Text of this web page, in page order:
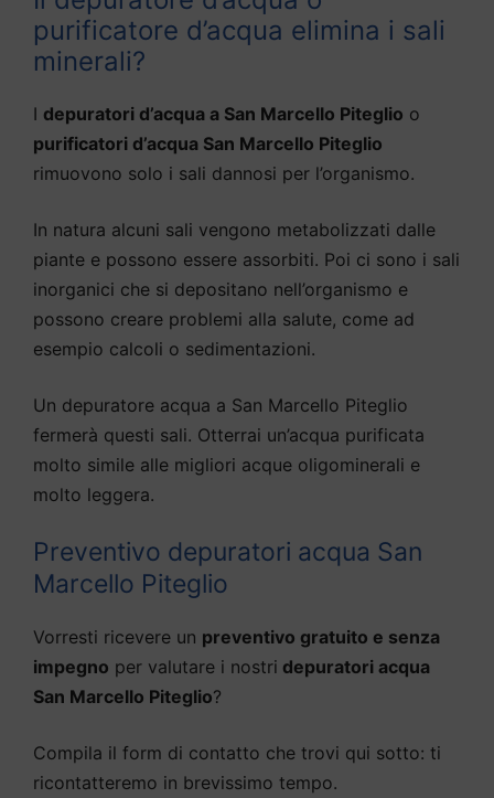
purificatore d’acqua elimina i sali
minerali?
I depuratori d’acqua a San Marcello Piteglio o
purificatori d’acqua San Marcello Piteglio
rimuovono solo i sali dannosi per l’organismo.
In natura alcuni sali vengono metabolizzati dalle
piante e possono essere assorbiti. Poi ci sono i sali
inorganici che si depositano nell’organismo e
possono creare problemi alla salute, come ad
esempio calcoli o sedimentazioni.
Un depuratore acqua a San Marcello Piteglio
fermerà questi sali. Otterrai un’acqua purificata
molto simile alle migliori acque oligominerali e
molto leggera.
Preventivo depuratori acqua San
Marcello Piteglio
Vorresti ricevere un preventivo gratuito e senza
impegno per valutare i nostri depuratori acqua
San Marcello Piteglio?
Compila il form di contatto che trovi qui sotto: ti
ricontatteremo in brevissimo tempo.